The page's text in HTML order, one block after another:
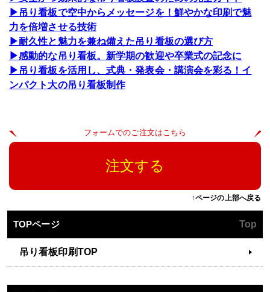
▶吊り看板で空中からメッセージを！鮮やかな印刷で魅
力を倍増させる技術
▶耐久性と魅力を兼ね備えた吊り看板の選び方
▶感動的な吊り看板。新学期の歓迎や卒業式の記念に
▶吊り看板を活用し、式典・発表会・講演会を彩る！イ
ンパクト大の吊り看板制作
フォームでのご注文はこちら
注文する
↑ページの上部へ戻る
TOPページ Top
吊り看板印刷TOP